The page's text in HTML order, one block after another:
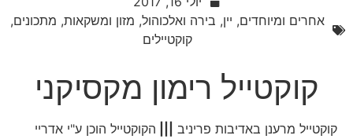
אחרים ומיוחדים,יין, בירה ואלכוהול,מזון ומשקאות,מתכונים,
קוקטיילים
קוקטייל רימון מקסיקני
קוקטייל מרענן באדיבות פריניב|||
הקוקטייל הוכן ע"י אדריי